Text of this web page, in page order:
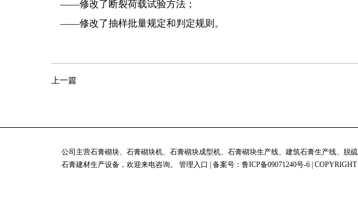
——修改了断裂荷载试验方法；
——修改了抽样批量规定和判定规则。
上一篇
公司主营石膏砌块、石膏砌块机、石膏砌块成型机、石膏砌块生产线、建筑石膏生产线、
石膏建材生产设备，欢迎来电咨询。 管理入口 | 备案号：鲁ICP备09071240号-6 |